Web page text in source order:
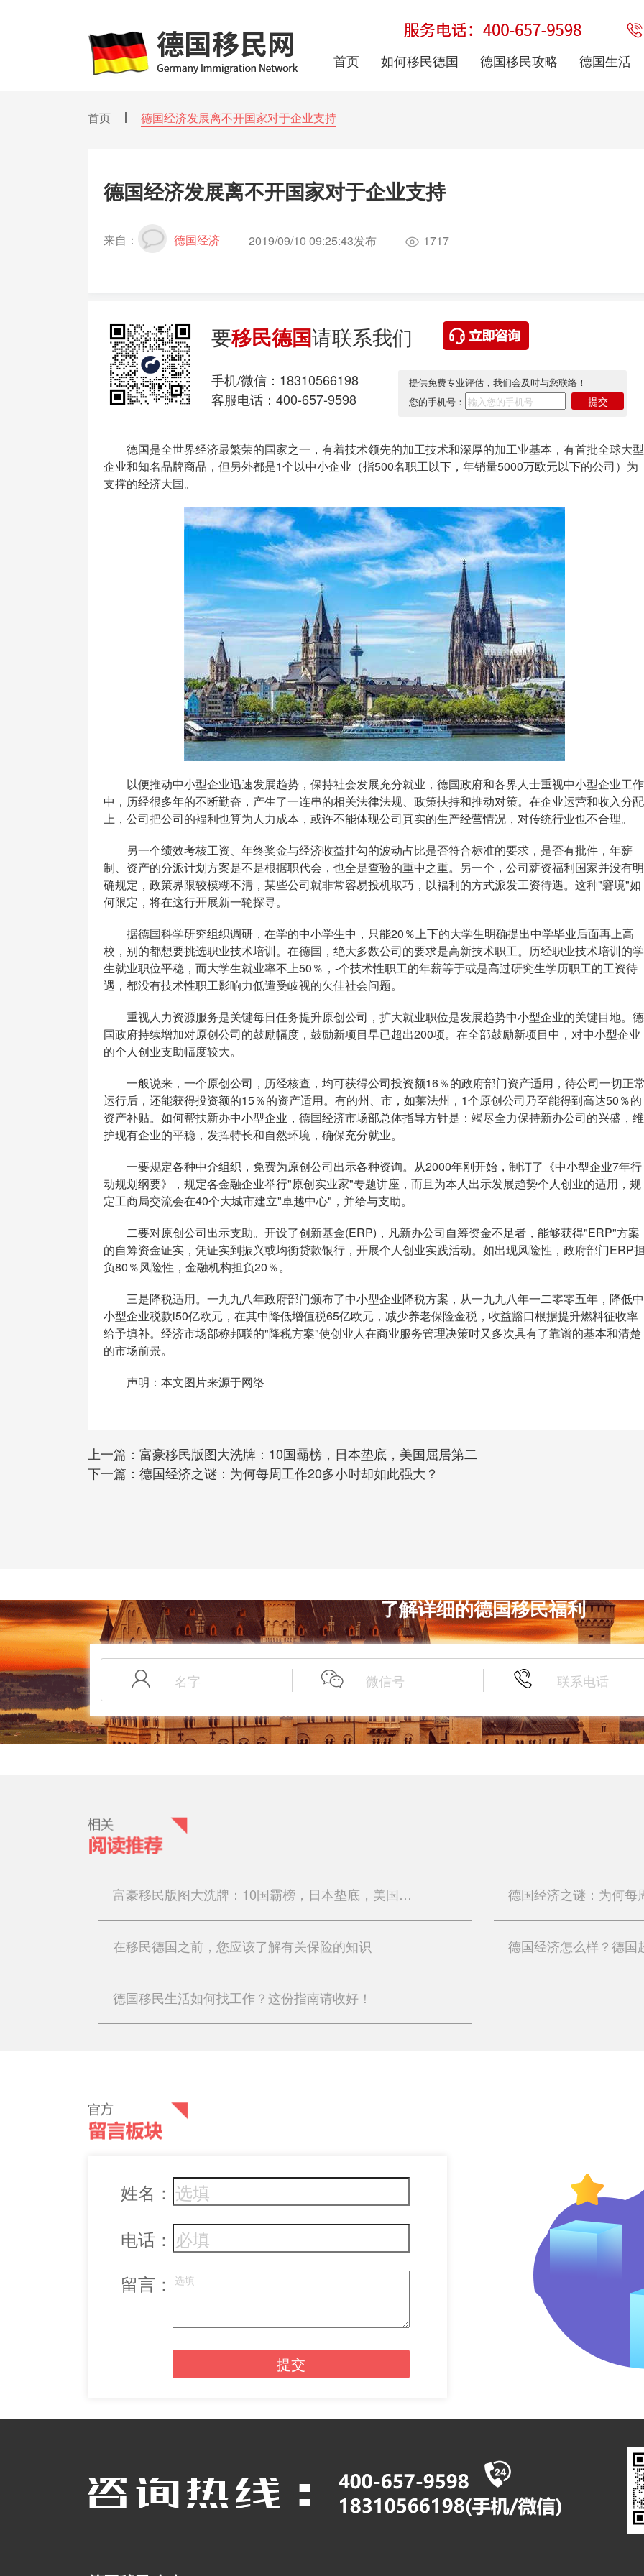
首页 如何移民德国 德国移民攻略 德国生活
首页 德国经济发展离不开国家对于企业支持
德国经济发展离不开国家对于企业支持
来自： 德国经济 2019/09/10 09:25:43发布 1717
要移民德国请联系我们
手机/微信： 18310566198
客服电话：400-657-9598
提供免费专业评估，我们会及时与您联络！
您的手机号：
提交
德国是全世界经济最繁荣的国家之一，有着技术领先的加工技术和深厚的加工业基本，有首批全球大型
企业和知名品牌商品，但另外都是1个以中小企业（指500名职工以下，年销量5000万欧元以下的公司）为
支撑的经济大国。
以便推动中小型企业迅速发展趋势，保持社会发展充分就业，德国政府和各界人士重视中小型企业工作
中，历经很多年的不断勤奋，产生了一连串的相关法律法规、政策扶持和推动对策。在企业运营和收入分配
上，公司把公司的褔利也算为人力成本，或许不能体现公司真实的生产经营情况，对传统行业也不合理。
另一个绩效考核工资、年终奖金与经济收益挂勾的波动占比是否符合标准的要求，是否有批件，年薪
制、资产的分派计划方案是不是根据职代会，也全是查验的重中之重。另一个，公司薪资福利国家并没有明
确规定，政策界限较模糊不清，某些公司就非常容易投机取巧，以褔利的方式派发工资待遇。这种"窘境"如
何限定，将在这行开展新一轮探寻。
据德国科学研究组织调研，在学的中小学生中，只能20％上下的大学生明确提出中学毕业后面再上高
校，别的都想要挑选职业技术培训。在德国，绝大多数公司的要求是高新技术职工。历经职业技术培训的学
生就业职位平稳，而大学生就业率不上50％，-个技术性职工的年薪等于或是高过研究生学历职工的工资待
遇，都没有技术性职工影响力低遭受岐视的欠佳社会问题。
重视人力资源服务是关键每日任务提升原创公司，扩大就业职位是发展趋势中小型企业的关键目地。德
国政府持续增加对原创公司的鼓励幅度，鼓励新项目早已超出200项。在全部鼓励新项目中，对中小型企业
的个人创业支助幅度较大。
一般说来，一个原创公司，历经核查，均可获得公司投资额16％的政府部门资产适用，待公司一切正
运行后，还能获得投资额的15％的资产适用。有的州、市，如莱法州，1个原创公司乃至能得到高达50％的
资产补贴。如何帮扶新办中小型企业，德国经济市场部总体指导方针是：竭尽全力保持新办公司的兴盛，维
护现有企业的平稳，发挥特长和自然环境，确保充分就业。
一要规定各种中介组织，免费为原创公司出示各种资询。从2000年刚开始，制订了《中小型企业7年行
动规划纲要》，规定各金融企业举行"原创实业家"专题讲座，而且为本人出示发展趋势个人创业的适用，规
定工商局交流会在40个大城市建立"卓越中心"，并给与支助。
二要对原创公司出示支助。开设了创新基金(ERP)，凡新办公司自筹资金不足者，能够获得"ERP"方案
的自筹资金证实，凭证实到振兴或均衡贷款银行，开展个人创业实践活动。如出现风险性，政府部门ERP
负80％风险性，金融机构担负20％。
三是降税适用。一九九八年政府部门颁布了中小型企业降税方案，从一九九八年一二零零五年，降低中
小型企业税款l50亿欧元，在其中降低增值税65亿欧元，减少养老保险金税，收益豁口根据提升燃料征收率
给予填补。经济市场部称邦联的"降税方案"使创业人在商业服务管理决策时又多次具有了靠谱的基本和清楚
的市场前景。
声明：本文图片来源于网络
上一篇： 富豪移民版图大洗牌：10国霸榜，日本垫底，美国屈居第二
下一篇： 德国经济之谜：为何每周工作20多小时却如此强大？
了解详细的德国移民福利
富豪移民版图大洗牌：10国霸榜，日本垫底，美国屈居第二 德国经济之谜：为何每
在移民德国之前，您应该了解有关保险的知识
德国移民生活如何找工作？这份指南请收好！
姓名：
电话：
留言：
提交